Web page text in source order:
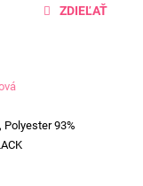
Polyester 93%
ZDIEĽAŤ